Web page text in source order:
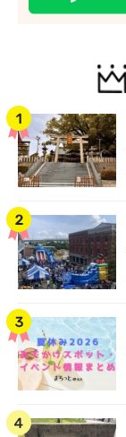
#あなたはどっち？